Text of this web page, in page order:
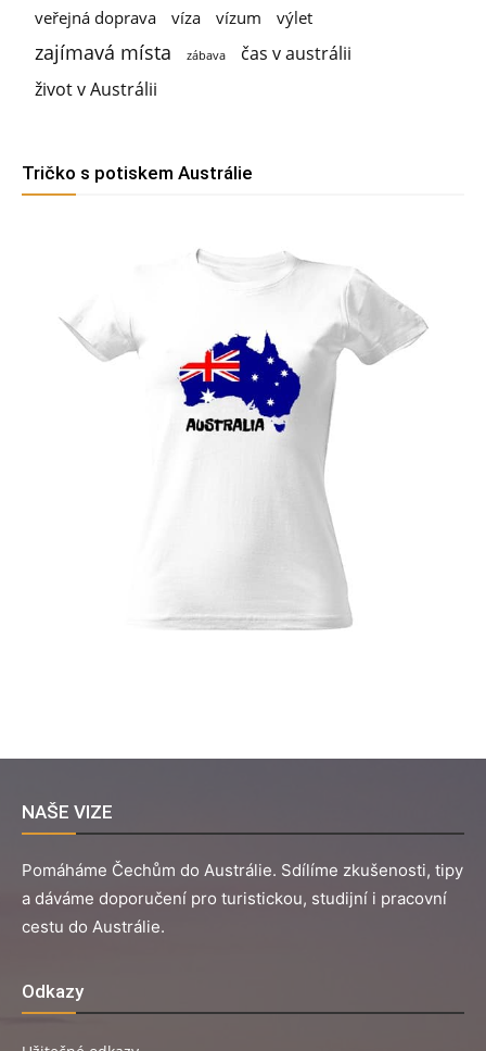
veřejná doprava víza vízum výlet
zajímavá místa zábava
čas v austrálii
život v Austrálii
Tričko s potiskem Austrálie
NAŠE VIZE
Pomáháme Čechům do Austrálie. Sdílíme zkušenosti, tipy
a dáváme doporučení pro turistickou, studijní i pracovní
cestu do Austrálie.
Odkazy